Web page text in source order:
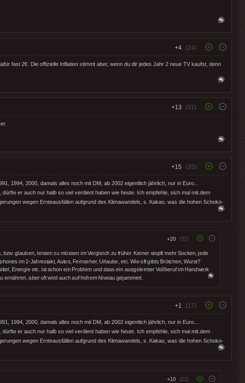
+4 (24)
fast 2€. Die offizielle Inflation stimmt aber, wenn du dir jedes Jahr 2 neue TV kaufst, denn
+13 (31)
+15 (35)
1994, 2000, damals alles noch mit DM, ab 2002 eigentlich jährlich, nur in Euro...
er auch nur halb so viel verdient haben wie heute. Ich empfehle, sich mal mit.dem
wegen Ernteausfällen aufgrund des Klimawandels, s. Kakao, was die hohen Schoko-
+20 (32)
bzw. glauben, leisten zu müssen im Vergleich zu früher. Keiner stopft mehr Socken, jede
im 2-Jahrestakt, Autos, Fernseher, Urlaube, etc. Wie oft gibts Brötchen, Wurst?
Energie etc. ist schon ein Problem und dass ein ausgelernter Vollberuf im Handwerk
ernähren, aber oft wird auch auf hohem Niveau gejammert.
+1 (17)
1994, 2000, damals alles noch mit DM, ab 2002 eigentlich jährlich, nur in Euro...
er auch nur halb so viel verdient haben wie heute. Ich empfehle, sich mal mit.dem
wegen Ernteausfällen aufgrund des Klimawandels, s. Kakao, was die hohen Schoko-
+10 (22)